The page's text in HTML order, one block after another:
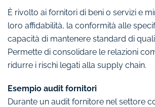
È rivolto ai fornitori di beni o servizi e
loro affidabilità, la conformità alle
capacità di mantenere standard di
Permette di consolidare le relazioni
ridurre i rischi legati alla supply chain.
Esempio audit fornitori
Durante un audit fornitore nel settore